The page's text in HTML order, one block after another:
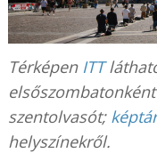
Térképen ITT
szentolvasót;
helyszínekről.